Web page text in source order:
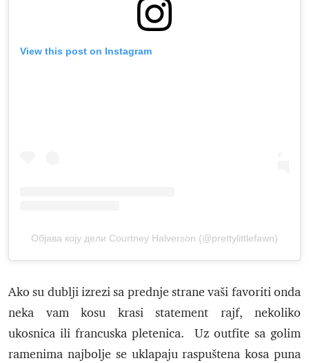
View this post on Instagram
Објава коју дели Courtney Halverson (@prettylittlefawn)
Ako su dublji izrezi sa prednje strane vaši favoriti onda
neka vam kosu krasi statement rajf, nekoliko
ukosnica ili francuska pletenica. Uz outfite sa golim
ramenima najbolje se uklapaju raspuštena kosa puna